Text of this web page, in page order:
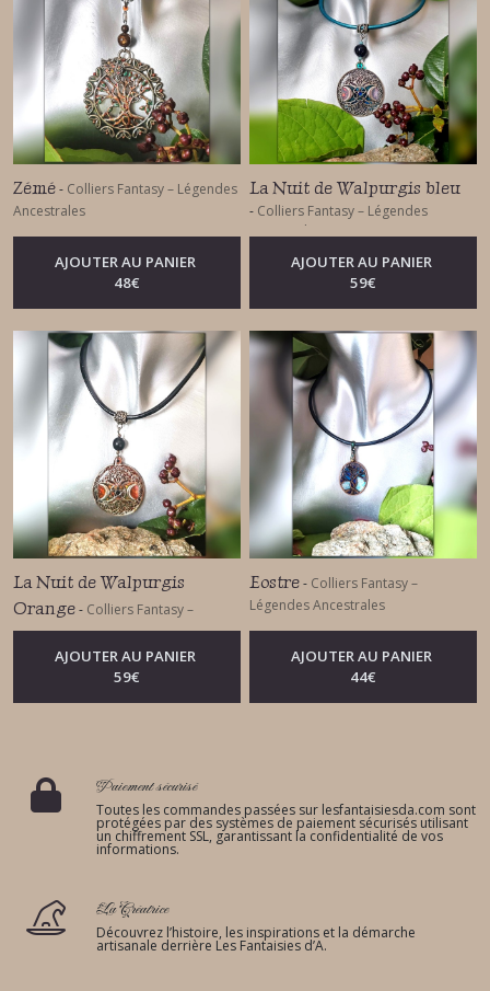
Zémé- Colliers Fantasy – Légendes
Ancestrales
AJOUTER AU PANIER
48€
La Nuit de Walpurgis bleu
- Colliers Fantasy – Légendes
Ancestrales
AJOUTER AU PANIER
59€
La Nuit de Walpurgis
Orange- Colliers Fantasy –
Légendes Ancestrales
AJOUTER AU PANIER
59€
Eostre- Colliers Fantasy –
Légendes Ancestrales
AJOUTER AU PANIER
44€
Paiement sécurisé
Toutes les commandes passées sur lesfantaisiesda.com sont
protégées par des systèmes de paiement sécurisés utilisant
un chiffrement SSL, garantissant la confidentialité de vos
informations.
La Créatrice
Découvrez l’histoire, les inspirations et la démarche
artisanale derrière Les Fantaisies d’A.